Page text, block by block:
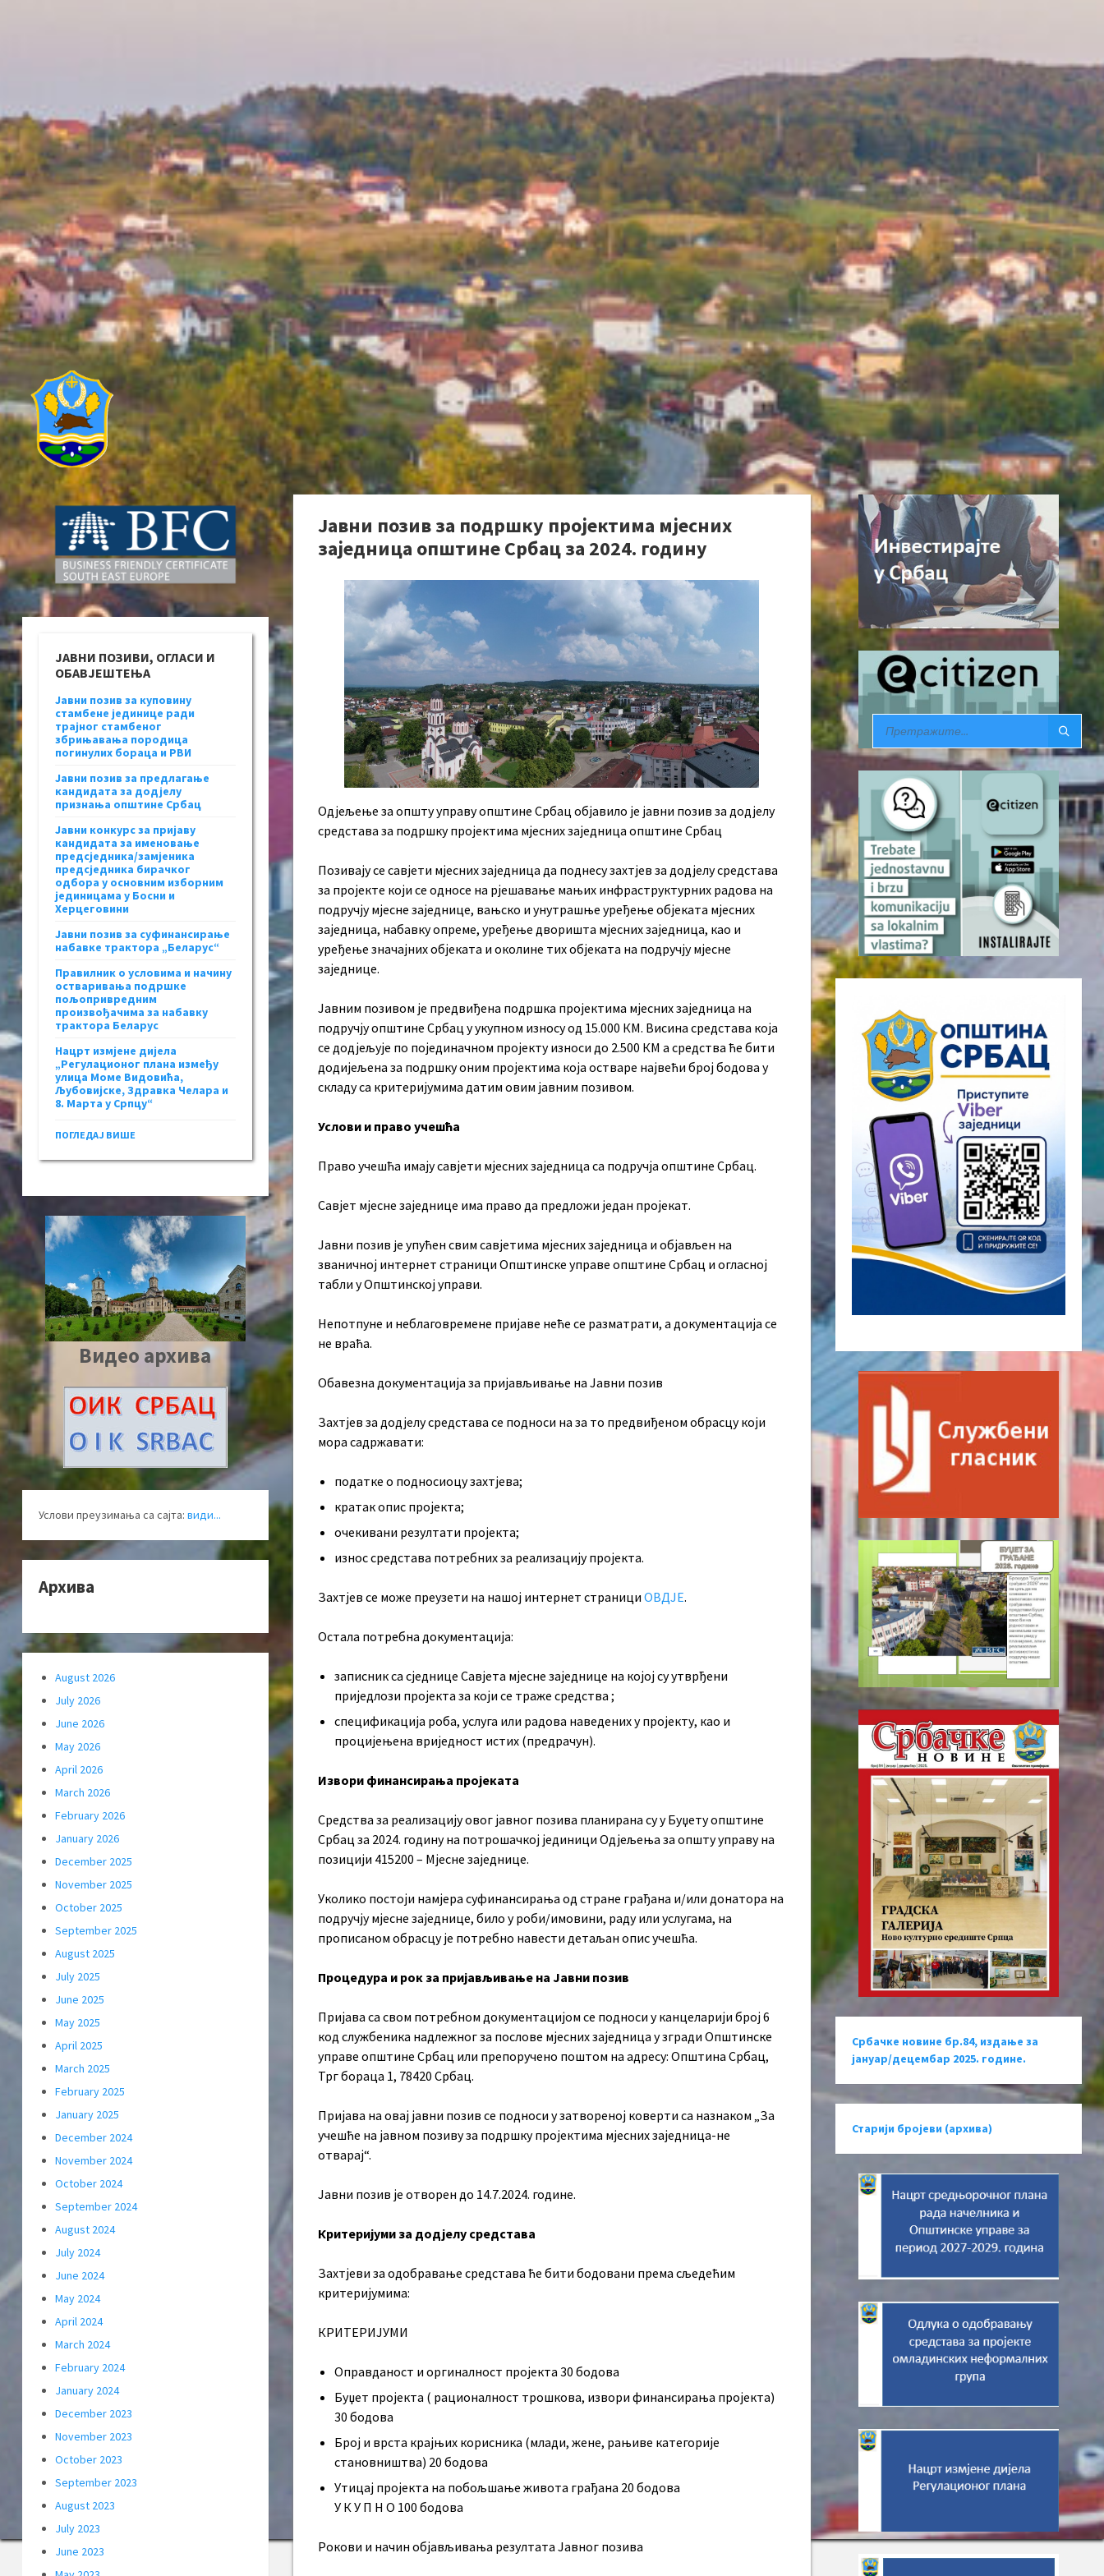
Јавни позив за подршку пројектима мјесних
заједница општине Србац за 2024. годину
Одјељење за општу управу општине Србац објавило је јавни позив за додјелу
средстава за подршку пројектима мјесних заједница општине Србац
Позивају се савјети мјесних заједница да поднесу захтјев за додјелу средстава
за пројекте који се односе на рјешавање мањих инфраструктурних радова на
подручју мјесне заједнице, вањско и унутрашње уређење објеката мјесних
заједница, набавку опреме, уређење дворишта мјесних заједница, као и
уређење значајних објеката и околине тих објеката на подручју мјесне
заједнице.
Јавним позивом је предвиђена подршка пројектима мјесних заједница на
подручју општине Србац у укупном износу од 15.000 КМ. Висина средстава која
се додјељује по појединачном пројекту износи до 2.500 КМ а средства ће бити
додијељена за подршку оним пројектима која остваре највећи број бодова у
складу са критеријумима датим овим јавним позивом.
Услови и право учешћа
Право учешћа имају савјети мјесних заједница са подручја општине Србац.
Савјет мјесне заједнице има право да предложи један пројекат.
Јавни позив jе упућен свим савјетима мјесних заједница и објављен на
званичној интернет страници Општинске управе општине Србац и огласној
табли у Општинској управи.
Непотпуне и неблаговремене пријаве неће се разматрати, а документација се
не враћа.
Обавезна документација за пријављивање на Јавни позив
Захтјев за додјелу средстава се подноси на за то предвиђеном обрасцу који
мора садржавати:
податке о подносиоцу захтјева;
кратак опис пројекта;
очекивани резултати пројекта;
износ средстава потребних за реализацију пројекта.
Захтјев се може преузети на нашој интернет страници ОВДЈЕ.
Остала потребна документација:
записник са сједнице Савјета мјесне заједнице на којој су утврђени
приједлози пројекта за који се траже средства ;
спецификација роба, услуга или радова наведених у пројекту, као и
процијењена вриједност истих (предрачун).
Извори финансирања пројеката
Средства за реализацију овог јавног позива планирана су у Буџету општине
Србац за 2024. годину на потрошачкој јединици Одјељења за општу управу на
позицији 415200 – Мјесне заједнице.
Уколико постоји намјера суфинансирања од стране грађана и/или донатора на
подручју мјесне заједнице, било у роби/имовини, раду или услугама, на
прописаном обрасцу је потребно навести детаљан опис учешћа.
Процедура и рок за пријављивање на Јавни позив
Пријава са свом потребном документацијом се подноси у канцеларији број 6
код службеника надлежног за послове мјесних заједница у згради Општинске
управе општине Србац или препоручено поштом на адресу: Општина Србац,
Трг бораца 1, 78420 Србац.
Пријава на овај јавни позив се подноси у затвореној коверти са назнаком „За
учешће на јавном позиву за подршку пројектима мјесних заједница-не
отварај“.
Јавни позив је отворен до 14.7.2024. године.
Критеријуми за додјелу средстава
Захтјеви за одобравање средстава ће бити бодовани према сљедећим
критеријумима:
КРИТЕРИЈУМИ
Оправданост и оргиналност пројекта 30 бодова
Буџет пројекта ( рационалност трошкова, извори финансирања пројекта)
30 бодова
Број и врста крајњих корисника (млади, жене, рањиве категорије
становништва) 20 бодова
Утицај пројекта на побољшање живота грађана 20 бодова
У К У П Н О 100 бодова
Рокови и начин објављивања резултата Јавног позива
ЈАВНИ ПОЗИВИ, ОГЛАСИ И
ОБАВЈЕШТЕЊА
Јавни позив за куповину
стамбене јединице ради
трајног стамбеног
збрињавања породица
погинулих бораца и РВИ
Јавни позив за предлагање
кандидата за додјелу
признања општине Србац
Јавни конкурс за пријаву
кандидата за именовање
предсједника/замјеника
предсједника бирачког
одбора у основним изборним
јединицама у Босни и
Херцеговини
Јавни позив за суфинансирање
набавке трактора „Беларус“
Правилник о условима и начину
остваривања подршке
пољопривредним
произвођачима за набавку
трактора Беларус
Нацрт измјене дијела
„Регулационог плана између
улица Моме Видовића,
Љубовијске, Здравка Челара и
8. Марта у Српцу“
ПОГЛЕДАЈ ВИШЕ
Видео архива
Услови преузимања са сајта: види...
Архива
August 2026
July 2026
June 2026
May 2026
April 2026
March 2026
February 2026
January 2026
December 2025
November 2025
October 2025
September 2025
August 2025
July 2025
June 2025
May 2025
April 2025
March 2025
February 2025
January 2025
December 2024
November 2024
October 2024
September 2024
August 2024
July 2024
June 2024
May 2024
April 2024
March 2024
February 2024
January 2024
December 2023
November 2023
October 2023
September 2023
August 2023
July 2023
June 2023
Србачке новине бр.84, издање за
јануар/децембар 2025. године.
Старији бројеви (архива)